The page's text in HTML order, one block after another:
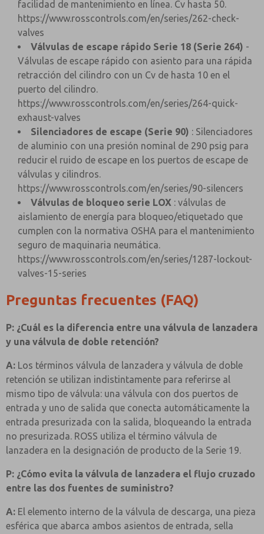
facilidad de mantenimiento en línea. Cv hasta 50.
https://www.rosscontrols.com/en/series/262-check-
valves
Válvulas de escape rápido Serie 18 (Serie 264) -
Válvulas de escape rápido con asiento para una rápida
retracción del cilindro con un Cv de hasta 10 en el
puerto del cilindro.
https://www.rosscontrols.com/en/series/264-quick-
exhaust-valves
Silenciadores de escape (Serie 90) : Silenciadores
de aluminio con una presión nominal de 290 psig para
reducir el ruido de escape en los puertos de escape de
válvulas y cilindros.
https://www.rosscontrols.com/en/series/90-silencers
Válvulas de bloqueo serie LOX : válvulas de
aislamiento de energía para bloqueo/etiquetado que
cumplen con la normativa OSHA para el mantenimiento
seguro de maquinaria neumática.
https://www.rosscontrols.com/en/series/1287-lockout-
valves-15-series
Preguntas frecuentes (FAQ)
P: ¿Cuál es la diferencia entre una válvula de lanzadera
y una válvula de doble retención?
A: Los términos válvula de lanzadera y válvula de doble
retención se utilizan indistintamente para referirse al
mismo tipo de válvula: una válvula con dos puertos de
entrada y uno de salida que conecta automáticamente la
entrada presurizada con la salida, bloqueando la entrada
no presurizada. ROSS utiliza el término válvula de
lanzadera en la designación de producto de la Serie 19.
P: ¿Cómo evita la válvula de lanzadera el flujo cruzado
entre las dos fuentes de suministro?
A: El elemento interno de la válvula de descarga, una pieza
esférica que abarca ambos asientos de entrada, sella